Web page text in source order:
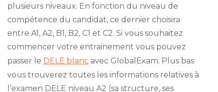
plusieurs niveaux. En fonction du niveau de
compétence du candidat, ce dernier choisira
entre A1, A2, B1, B2, C1 et C2. Si vous souhaitez
commencer votre entrainement vous pouvez
passer le DELE blancavec GlobalExam. Plus bas
vous trouverez toutes les informations relatives à
l’examen DELE niveau A2 (sa structure, ses